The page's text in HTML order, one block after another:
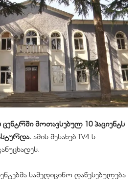
მოთავსებულ 10 პაციენტს
ამის შესახებ TV4-ს
სამედიცინო დაწესებულება